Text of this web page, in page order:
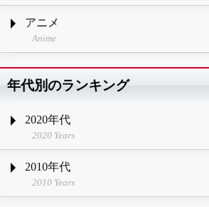
アニメ
Anime
年代別のランキング
2020年代
2020 Years
2010年代
2010 Years